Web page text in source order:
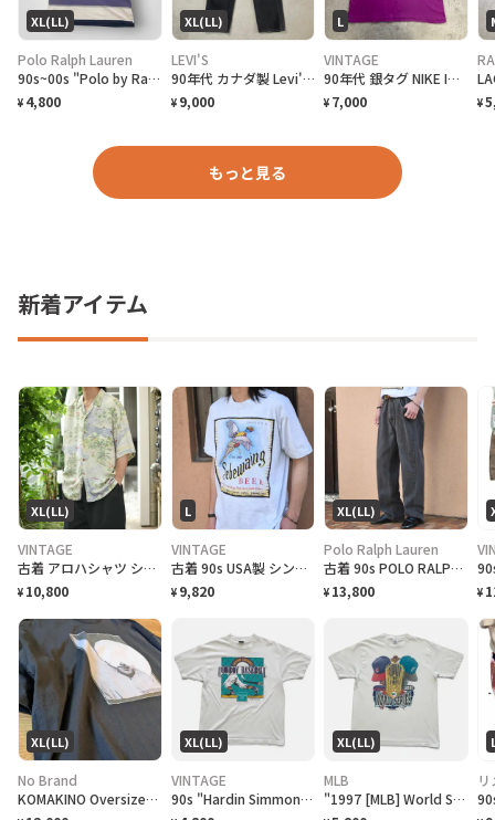
XL(LL)
Polo Ralph Lauren
90s~00s "Polo by Ralph Lauren" S/S Border Polo Shirt ラルフローレン ボーダー ポロシャツ [XL]
¥ 4,800
XL(LL)
LEVI'S
90年代 カナダ製 Levi's リーバイス 516 ブラックデニムパンツ ストレート メンズW36 古着 90s ヴィンテージ VINTAGE 後染め グレーデニム フェードブラック 黒
¥ 9,000
L
VINTAGE
90年代 銀タグ NIKE INTERNATIONAL ユーロナイキ インターナショナル プリントTシャツ メンズ2XL相当 古着 90s ヴィンテージ VINTAGE 銀タグ 地球儀 バックプリント ビッグサイズ 大きいサイズ 紫色
¥ 7,000 ¥
もっと見る
新着アイテム
XL(LL)
VINTAGE
古着 アロハシャツ シルクシャツ レーヨンシャツ 柄シャツ 総柄シャツ
¥ 10,800
L
VINTAGE
古着 90s USA製 シングルステッチ ビール プロモーション Tシャツ
¥ 9,820
XL(LL)
Polo Ralph Lauren
古着 90s POLO RALPH LAUREN 先染め ブラックデニム デニム
¥ 13,800 ¥
XL(LL)
No Brand
KOMAKINO Oversized T-Shirt
XL(LL)
VINTAGE
90s "Hardin Simmons University Cowboy Baseball" T-Shirt ハーディン シモンズ大学 カウボーイズベースボール Tシャツ [XL]
XL(LL)
MLB
"1997 [MLB] World Series Cleveland Indians vs Florida Marlins" T-Shirt [XL]